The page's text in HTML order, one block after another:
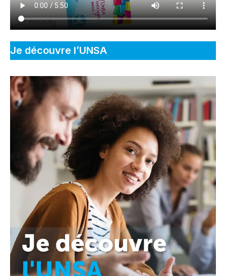
Je découvre l’UNSA